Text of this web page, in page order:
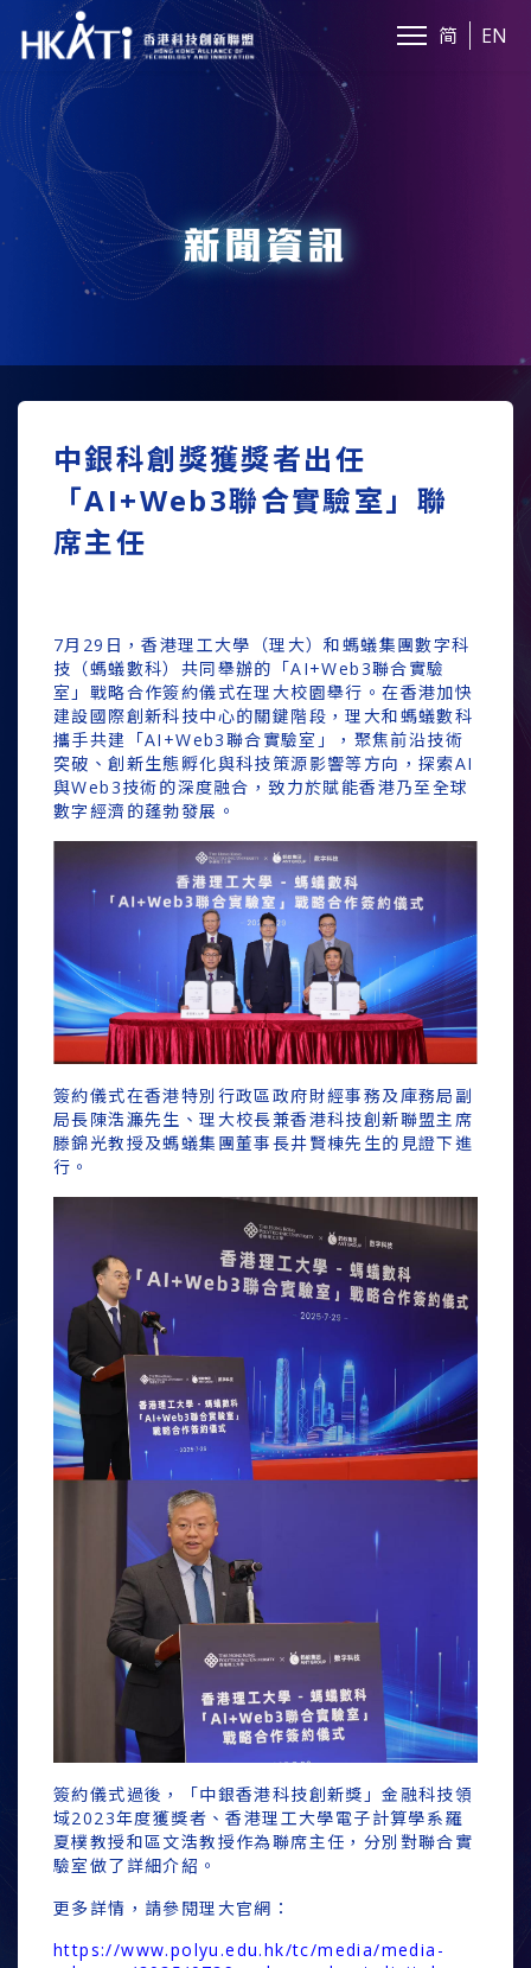
简 EN
新聞資訊
中銀科創獎獲獎者出任
「AI+Web3聯合實驗室」聯
席主任
7月29日，香港理工大學（理大）和螞蟻集團數字科
技（螞蟻數科）共同舉辦的「AI+Web3聯合實驗
室」戰略合作簽約儀式在理大校園舉行。在香港加快
建設國際創新科技中心的關鍵階段，理大和螞蟻數科
攜手共建「AI+Web3聯合實驗室」，聚焦前沿技術
突破、創新生態孵化與科技策源影響等方向，探索AI
與Web3技術的深度融合，致力於賦能香港乃至全球
數字經濟的蓬勃發展。
簽約儀式在香港特別行政區政府財經事務及庫務局副
局長陳浩濂先生、理大校長兼香港科技創新聯盟主席
滕錦光教授及螞蟻集團董事長井賢棟先生的見證下進
行。
簽約儀式過後，「中銀香港科技創新獎」金融科技領
域2023年度獲獎者、香港理工大學電子計算學系羅
夏樸教授和區文浩教授作為聯席主任，分別對聯合實
驗室做了詳細介紹。
更多詳情，請參閱理大官網：
https://www.polyu.edu.hk/tc/media/media-